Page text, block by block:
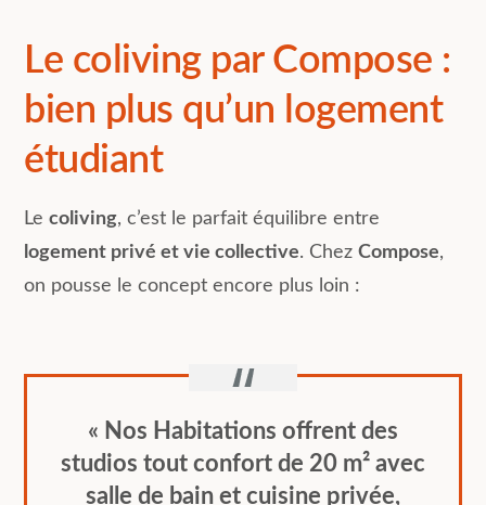
Le coliving par Compose :
bien plus qu’un logement
étudiant
Lecoliving, c’est le parfait équilibre entre
logement privé et vie collective. ChezCompose,
on pousse le concept encore plus loin :
« Nos Habitations offrent des
studios tout confort de 20 m² avec
salle de bain et cuisine privée,